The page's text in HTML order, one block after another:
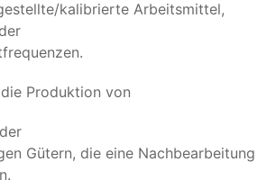
kalibrierte Arbeitsmittel,
Produktion von
Gütern, die eine Nachbearbeitung